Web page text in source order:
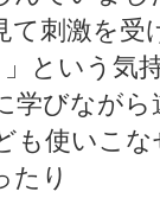
て刺激を受
という気
学びなが
も使いこ
たり